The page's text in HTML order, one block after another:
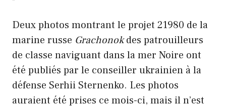
Deux photos montrant le projet 21980 de la
marine russe Grachonokdes patrouilleurs
de classe naviguant dans la mer Noire ont
été publiés par le conseiller ukrainien à la
défense Serhii Sternenko. Les photos
auraient été prises ce mois-ci, mais il n’est